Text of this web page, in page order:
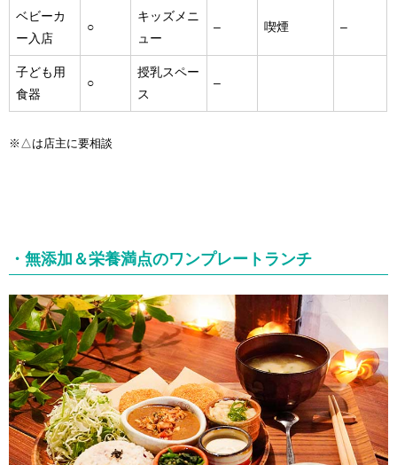
ベビーカ
ー入店
○
キッズメニ
ュー
– 喫煙 –
子ども用
食器
○
授乳スペー
ス
–
※△は店主に要相談
・無添加＆栄養満点のワンプレートランチ